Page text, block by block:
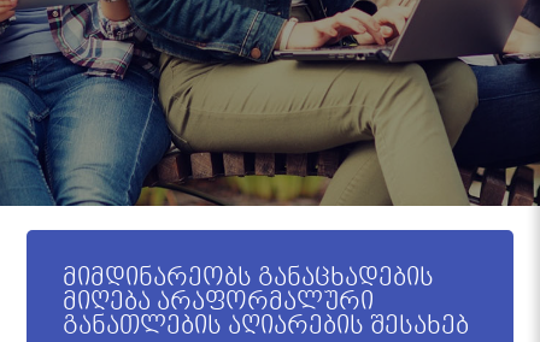
მიმდინარეობს განაცხადების
მიღება არაფორმალური
განათლების აღიარების შესახებ